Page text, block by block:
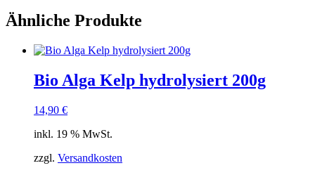
Ähnliche Produkte
Bio Alga Kelp hydrolysiert 200g
14,90 €
inkl. 19 % MwSt.
zzgl. Versandkosten